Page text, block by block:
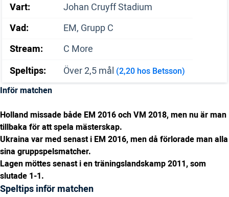
Vart:
Johan Cruyff Stadium
Vad:
EM, Grupp C
Stream:
C More
Speltips:
Över 2,5 mål (2,20 hos Betsson)
Inför matchen
Holland missade både EM 2016 och VM 2018, men nu är man
tillbaka för att spela mästerskap.
Ukraina var med senast i EM 2016, men då förlorade man alla
sina gruppspelsmatcher.
Lagen möttes senast i en träningslandskamp 2011, som
slutade 1-1.
Speltips inför matchen